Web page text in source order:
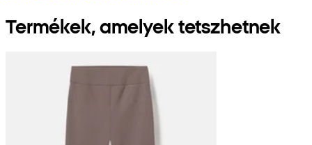
Termékek, amelyek tetszhetnek